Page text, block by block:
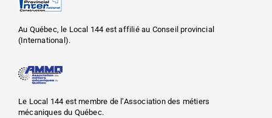
Au Québec, le Local 144 est affilié au Conseil provincial
(International).
Le Local 144 est membre de l’Association des métiers
mécaniques du Québec.